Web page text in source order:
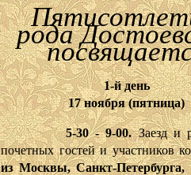
рода
1-й день
17 ноября (пятница)
5-30 - 9-00.Заезд и
почетных гостей и участников
из Москвы, Санкт-